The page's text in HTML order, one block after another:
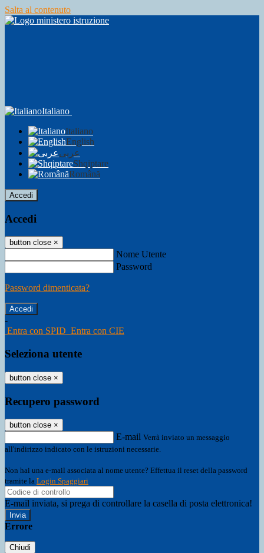
Salta al contenuto
Italiano
Italiano
English
عربى
Shqiptare
Română
Accedi
Accedi
button close ×
Nome Utente
Password
Password dimenticata?
-
Entra con SPID Entra con CIE
Seleziona utente
button close ×
Recupero password
button close ×
E-mail Verrà inviato un messaggio
all'indirizzo indicato con le istruzioni necessarie.
Non hai una e-mail associata al nome utente? Effettua il reset della password
tramite la Login Spaggiari
E-mail inviata, si prega di controllare la casella di posta elettronica!
Errore
Chiudi